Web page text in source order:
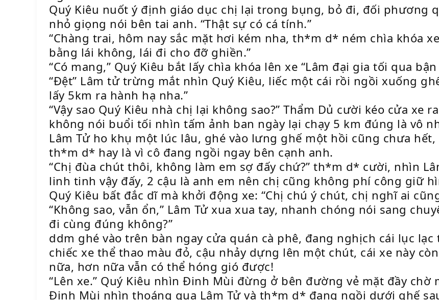
Quý Kiêu nuốt ý định giáo dục chị lại trong bụng, bỏ đi, đối phương
nhỏ giọng nói bên tai anh. “Thật sự có cá tính.”
“Chàng trai, hôm nay sắc mặt hơi kém nha, th*m d* ném chìa khóa
bằng lái không, lái đi cho đỡ ghiền.”
“Có mang,” Quý Kiêu bắt lấy chìa khóa lên xe “Lâm đại gia tối qua
“Đệt” Lâm tử trừng mắt nhìn Quý Kiêu, liếc một cái rồi ngồi xuống
lấy 5km ra hành hạ nha.”
“Vậy sao Quý Kiêu nhà chị lại không sao?” Thẩm Dủ cười kéo cửa xe
không nói buổi tối nhìn tấm ảnh ban ngày lại chạy 5 km đúng là vô
Lâm Tử ho khụ một lúc lâu, ghé vào lưng ghế một hồi cũng chưa
th*m d* hay là vì cô đang ngồi ngay bên cạnh anh.
“Chị đùa chút thôi, không làm em sợ đấy chứ?” th*m d* cười, nhìn
linh tinh vậy đấy, 2 cậu là anh em nên chị cũng không phí công giữ
Quý Kiêu bất đắc dĩ mà khởi động xe: “Chị chú ý chút, chị nghĩ ai
“Không sao, vẫn ổn,” Lâm Tử xua xua tay, nhanh chóng nói sang
đi cùng đúng không?”
ddm ghé vào trên bàn ngay cửa quán cà phê, đang nghịch cái lục
chiếc xe thể thao màu đỏ, cậu nhảy dựng lên một chút, cái xe này
nữa, hơn nữa vẫn có thể hóng gió được!
“Lên xe.” Quý Kiêu nhìn Đinh Mùi đừng ở bên đường vẻ mặt đầy chờ
Đinh Mùi nhìn thoáng qua Lâm Tử và th*m d* đang ngồi dưới ghế